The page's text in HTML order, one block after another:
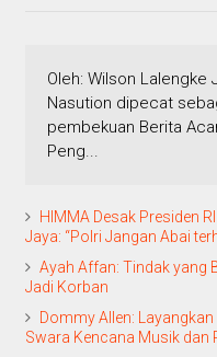
Oleh: Wilson Lalengke
Nasution dipecat
pembekuan Berita
Peng...
HIMMA Desak Presiden
Jaya: “Polri Jangan Abai
Ayah Affan: Tindak yang
Jadi Korban
Dommy Allen:
Swara Kencana Musik dan